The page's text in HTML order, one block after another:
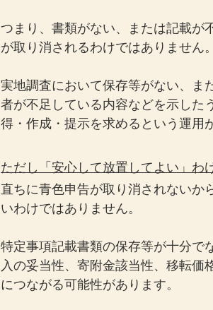
つまり、書類がない、または記載が
が取り消されるわけではありません。
実地調査において保存等がない、ま
者が不足している内容などを示した
得・作成・提示を求めるという運用
ただし「安心して放置してよい」わ
直ちに青色申告が取り消されないか
いわけではありません。
特定事項記載書類の保存等が十分で
入の妥当性、寄附金該当性、移転価
につながる可能性があります。